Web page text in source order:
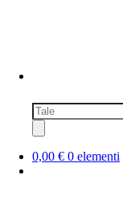
Ricerca
prodotti
0,00 € 0 elementi